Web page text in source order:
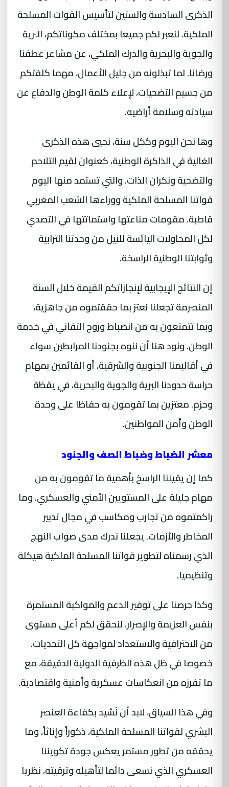
الذكرى السادسة والستين لتأسيس القوات المسلحة
الملكية. لنعبر لكم جميعا بمختلف مكوناتكم، البرية
والجوية والبحرية والدرك الملكي، عن مشاعر عطفنا
ورضانا. لما تبذلونه من جليل الأعمال، مهما كلفتكم
من جسيم التضحيات، لإعلاء كلمة الوطن والدفاع عن
سيادته وسلامة أراضيه.
وها نحن اليوم وككل سنة، نحيي هذه الذكرى
الغالية في الذاكرة الوطنية، كعنوان لقيم التلاحم
والتضحية ونكران الذات. والتي تستمد منها اليوم
قواتنا المسلحة الملكية ووراءها الشعب المغربي
قاطبةً. مقومات مناعتها واستماتتها في التصدي
لكل المحاولات اليائسة للنيل من وحدتنا الترابية
وثوابتنا الوطنية الراسخة.
إن النتائج الإيجابية لإنجازاتكم القيمة خلال السنة
المنصرمة تجعلنا نعتز بما حققتموه من جاهزية،
وبما تتمتعون به من انضباط وروح التفاني في خدمة
الوطن. ونود هنا أن ننوه بجنودنا المرابطين سواء
في أقاليمنا الجنوبية والشرقية، أو القائمين بمهام
حراسة حدودنا البرية والجوية والبحرية، في يقظة
وحزم. معتزين بما تقومون به حفاظا على وحدة
الوطن وأمن المواطنين.
معشر الضباط وضباط الصف والجنود
كما إن يقيننا الراسخ بأهمية ما تقومون به من
مهام جليلة على المستويين الأمني والعسكري. وما
راكمتموه من تجارب ومكاسب في مجال تدبير
المخاطر والأزمات. يجعلنا ندرك مدى صواب النهج
الذي رسمناه لتطوير قواتنا المسلحة الملكية هيكلة
وتنظيميا.
وكذا حرصنا على توفير الدعم والمواكبة المستمرة
بنفس العزيمة والإصرار. لنحقق لكم أعلى مستوى
من الاحترافية والاستعداد لمواجهة كل التحديات.
خصوصا في ظل هذه الظرفية الدولية الدقيقة، مع
ما تفرزه من انعكاسات عسكرية وأمنية واقتصادية.
وفي هذا السياق، لابد أن نُشيد بكفاءة العنصر
البشري لقواتنا المسلحة الملكية، ذكوراً وإناثاً، وما
يحققه من تطور مستمر يعكس جودة تكويننا
العسكري الذي نسعى دائما لتأهيله وترقيته، نظريا